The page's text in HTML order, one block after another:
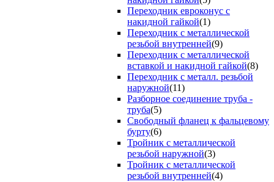
Переходник евроконус с
накидной гайкой(1)
Переходник с металлической
резьбой внутренней(9)
Переходник с металлической
вставкой и накидной гайкой(8)
Переходник с металл. резьбой
наружной(11)
Разборное соединение труба -
труба(5)
Свободный фланец к фальцевому
бурту(6)
Тройник с металлической
резьбой наружной(3)
Тройник с металлической
резьбой внутренней(4)